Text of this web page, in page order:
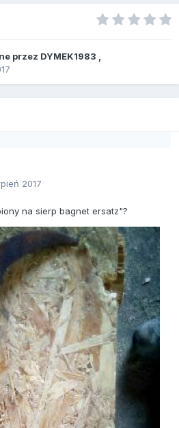
przez DYMEK1983
2017
na sierp bagnet ersatz"?